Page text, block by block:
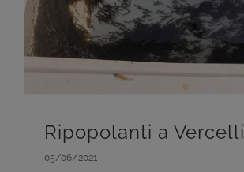
Ripopolanti a Vercelli
05/06/2021